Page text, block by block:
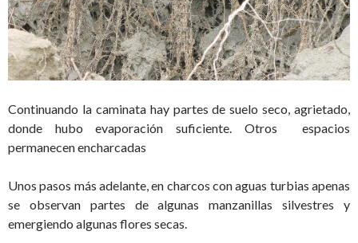
Continuando la caminata hay partes de suelo seco, agrietado,
donde hubo evaporación suficiente. Otros espacios
permanecen encharcadas
Unos pasos más adelante, en charcos con aguas turbias apenas
se observan partes de algunas manzanillas silvestres y
emergiendo algunas flores secas.